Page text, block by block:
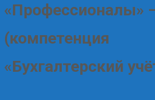
«Профессионалы»
(компетенция
«Бухгалтерский